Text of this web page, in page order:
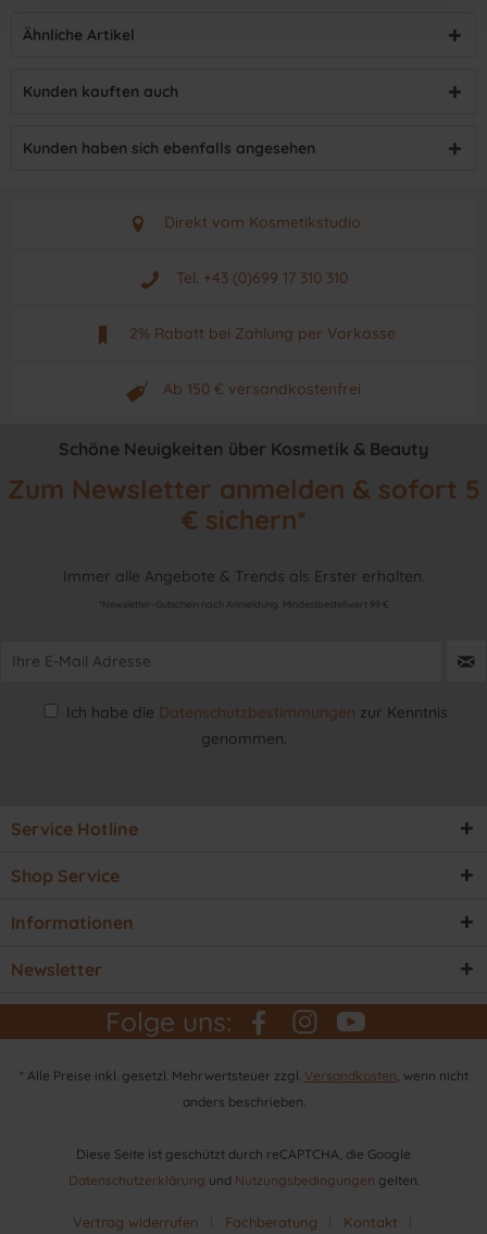
Ähnliche Artikel
Kunden kauften auch
Kunden haben sich ebenfalls angesehen
Direkt vom Kosmetikstudio
Aus Graz - Österreich
Tel. +43 (0)699 17 310 310
Mo - Fr. von 9 - 17 Uhr
2% Rabatt bei Zahlung per Vorkasse
Neuwertiges & aktuelles Produkt
Ab 150 € versandkostenfrei
Originalprodukt vom Hersteller
Schöne Neuigkeiten über Kosmetik & Beauty
Zum Newsletter anmelden & sofort 5
€ sichern*
Immer alle Angebote & Trends als Erster erhalten.
*Newsletter-Gutschein nach Anmeldung. Mindestbestellwert 99 €
Ich habe die Datenschutzbestimmungen zur Kenntnis
genommen.
Service Hotline
Shop Service
Informationen
Newsletter
Folge uns:
* Alle Preise inkl. gesetzl. Mehrwertsteuer zzgl. Versandkosten , wenn nicht
anders beschrieben.
Diese Seite ist geschützt durch reCAPTCHA, die Google
Datenschutzerklärung und Nutzungsbedingungen gelten.
Vertrag widerrufen Fachberatung Kontakt